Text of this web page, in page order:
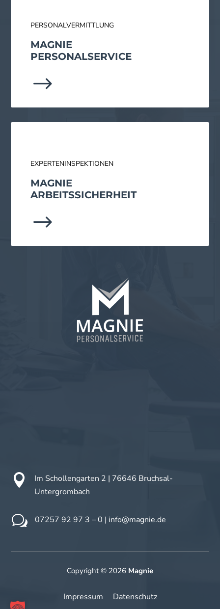
PERSONALVERMITTLUNG
MAGNIE
PERSONAL­SERVICE
$
EXPERTENINSPEKTIONEN
MAGNIE
ARBEITS­SICHERHEIT
$
 Im Schollengarten 2 | 76646 Bruchsal-
Untergrombach
w 07257 92 97 3 – 0 | info@magnie.de
Copyright © 2026 Magnie
Impressum Datenschutz